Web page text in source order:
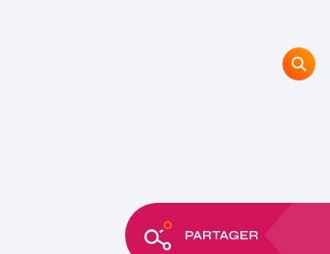
PARTAGER